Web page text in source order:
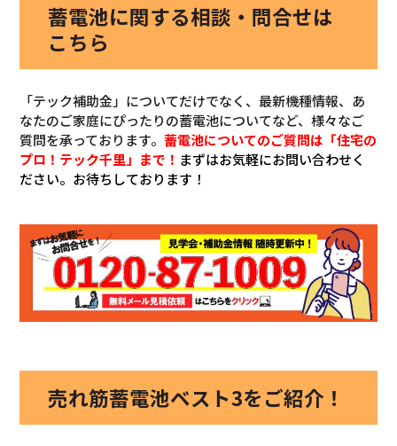
蓄電池に関する相談・問合せは
こちら
「テック補助金」についてだけでなく、最新機種情報、あ
なたのご家庭にぴったりの蓄電池についてなど、様々なご
質問を承っております。蓄電池についてのご質問は「住宅の
プロ！テック千里」まで！ まずはお気軽にお問い合わせく
ださい。お待ちしております！
売れ筋蓄電池ベスト3をご紹介！